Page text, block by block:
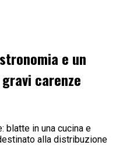
e un
carenze
blatte in una cucina e
alla distribuzione